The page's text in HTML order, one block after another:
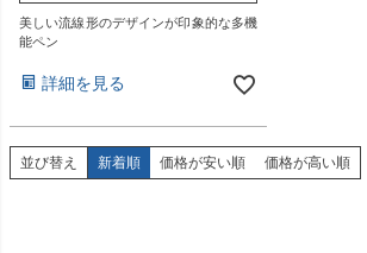
美しい流線形のデザインが印象的な多機
能ペン
詳細を見る
並び替え 新着順 価格が安い順 価格が高い順